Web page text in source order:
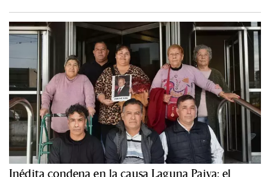
Inédita condena en la causa Laguna Paiva: el